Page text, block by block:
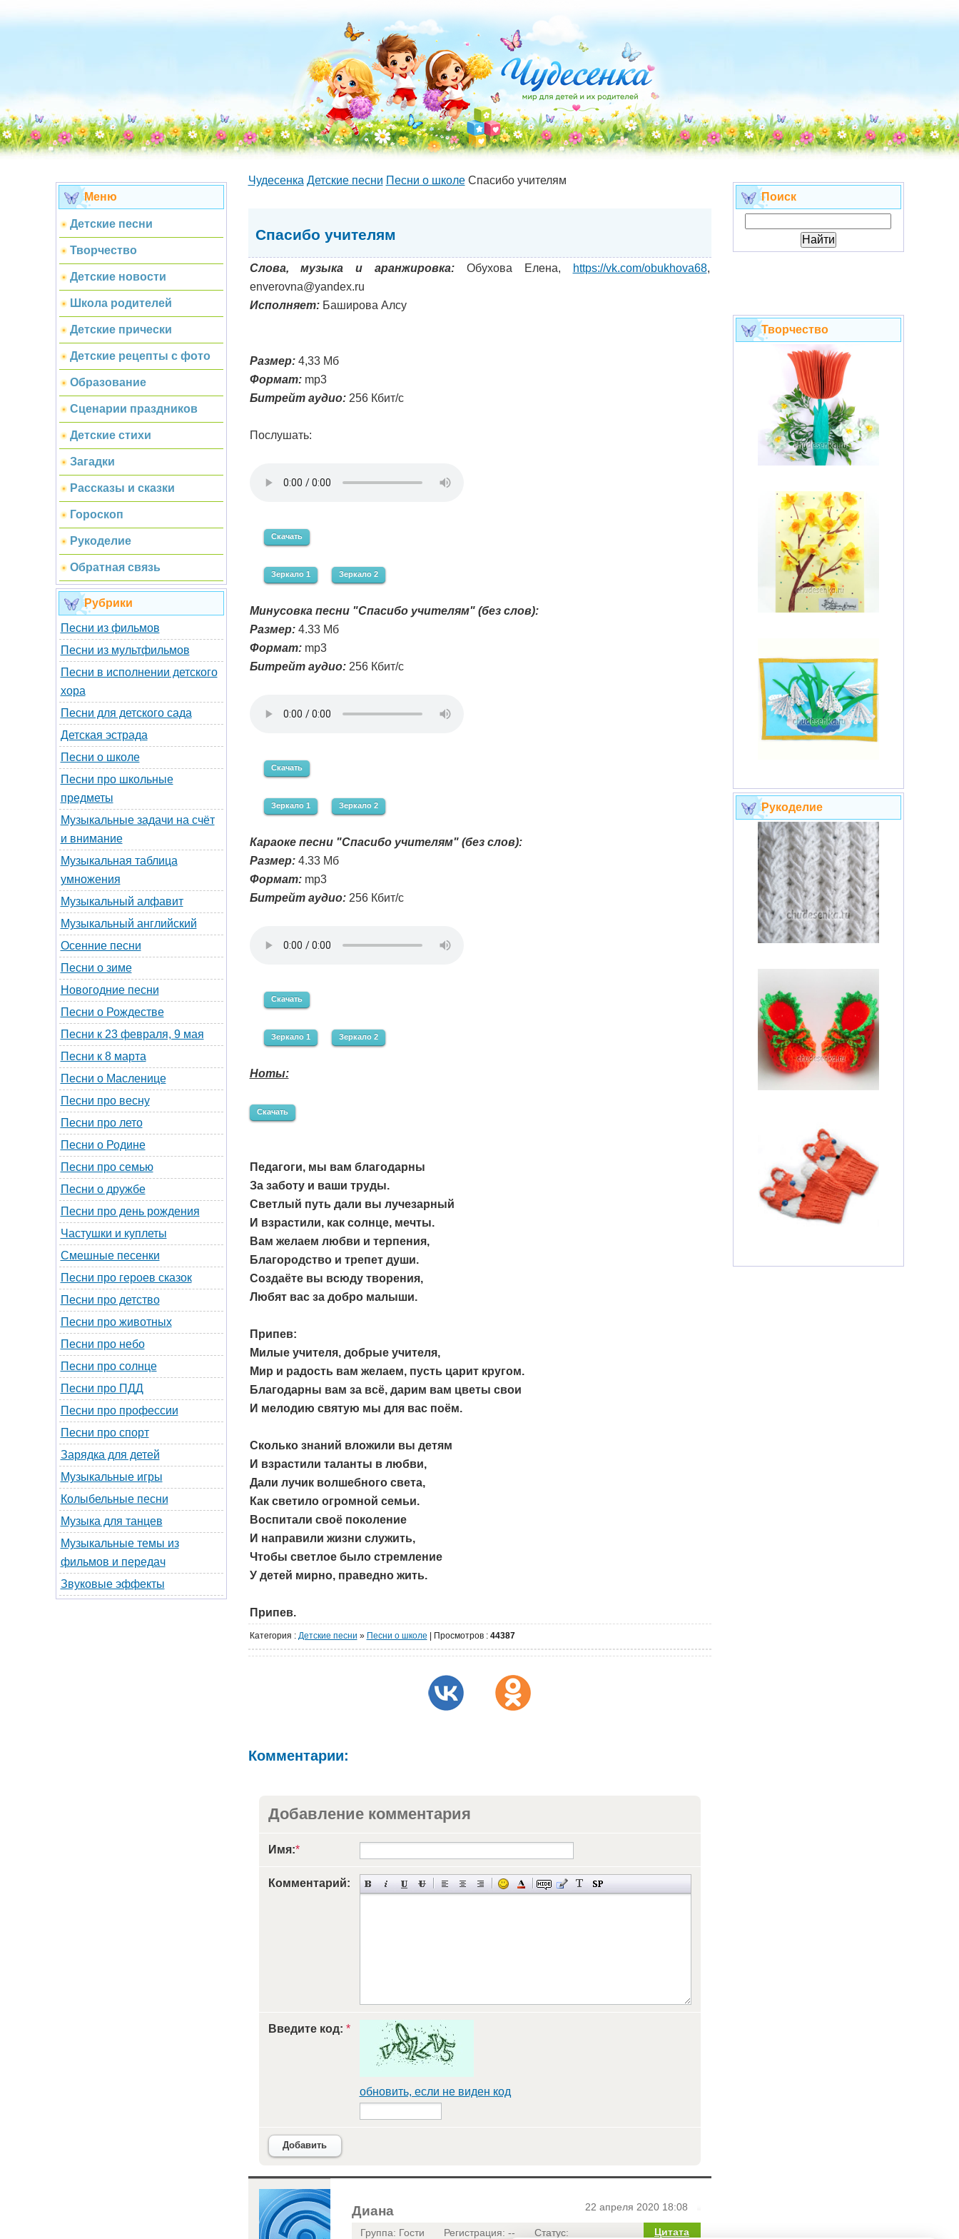
Меню
Детские песни
Творчество
Детские новости
Школа родителей
Детские прически
Детские рецепты с фото
Образование
Сценарии праздников
Детские стихи
Загадки
Рассказы и сказки
Гороскоп
Рукоделие
Обратная связь
Рубрики
Песни из фильмов
Песни из мультфильмов
Песни в исполнении детского
хора
Песни для детского сада
Детская эстрада
Песни о школе
Песни про школьные
предметы
Музыкальные задачи на счёт
и внимание
Музыкальная таблица
умножения
Музыкальный алфавит
Музыкальный английский
Осенние песни
Песни о зиме
Новогодние песни
Песни о Рождестве
Песни к 23 февраля, 9 мая
Песни к 8 марта
Песни о Масленице
Песни про весну
Песни про лето
Песни о Родине
Песни про семью
Песни о дружбе
Песни про день рождения
Частушки и куплеты
Смешные песенки
Песни про героев сказок
Песни про детство
Песни про животных
Песни про небо
Песни про солнце
Песни про ПДД
Песни про профессии
Песни про спорт
Зарядка для детей
Музыкальные игры
Колыбельные песни
Музыка для танцев
Музыкальные темы из
фильмов и передач
Звуковые эффекты
Чудесенка Детские песни Песни о школеСпасибо учителям
Спасибо учителям
Слова, музыка и аранжировка: Обухова Елена, https://vk.com/obukhova68,
enverovna@yandex.ru
Исполняет:Баширова Алсу
Размер:4,33 Мб
Формат:mp3
Битрейт аудио:256 Кбит/с
Послушать:
Скачать
Зеркало 1 Зеркало 2
Минусовка песни "Спасибо учителям" (без слов):
Размер:4.33 Мб
Формат:mp3
Битрейт аудио:256 Кбит/с
Скачать
Зеркало 1 Зеркало 2
Караоке песни "Спасибо учителям" (без слов):
Размер:4.33 Мб
Формат:mp3
Битрейт аудио:256 Кбит/с
Скачать
Зеркало 1 Зеркало 2
Ноты:
Скачать
Педагоги, мы вам благодарны
За заботу и ваши труды.
Светлый путь дали вы лучезарный
И взрастили, как солнце, мечты.
Вам желаем любви и терпения,
Благородство и трепет души.
Создаёте вы всюду творения,
Любят вас за добро малыши.
Припев:
Милые учителя, добрые учителя,
Мир и радость вам желаем, пусть царит кругом.
Благодарны вам за всё, дарим вам цветы свои
И мелодию святую мы для вас поём.
Сколько знаний вложили вы детям
И взрастили таланты в любви,
Дали лучик волшебного света,
Как светило огромной семьи.
Воспитали своё поколение
И направили жизни служить,
Чтобы светлое было стремление
У детей мирно, праведно жить.
Припев.
Категория : Детские песни » Песни о школе | Просмотров : 44387
Комментарии:
Добавление комментария
Имя:*
Комментарий:
Введите код: *
обновить, если не виден код
Добавить
<
22 апреля 2020 18:08
Диана
Цитата
Группа: Гости Регистрация: -- Статус:
Поиск
Творчество
Рукоделие